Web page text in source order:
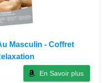
Masculin - Coffret
En Savoir plus